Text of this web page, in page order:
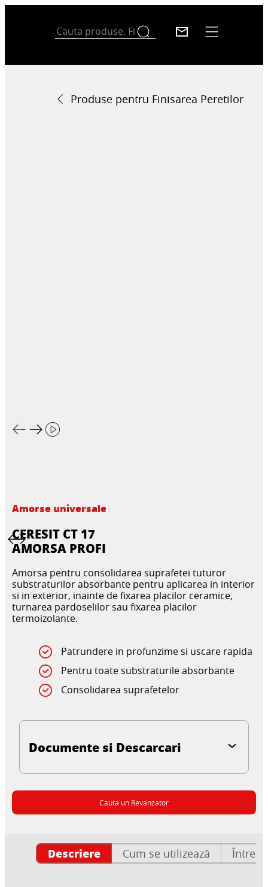
Produse pentru Finisarea Peretilor
Amorse universale
CERESIT CT 17
AMORSA PROFI
Amorsa pentru consolidarea suprafetei tuturor
substraturilor absorbante pentru aplicarea in interior
si in exterior, inainte de fixarea placilor ceramice,
turnarea pardoselilor sau fixarea placilor
termoizolante.
Patrundere in profunzime si uscare rapida
Pentru toate substraturile absorbante
Consolidarea suprafetelor
Documente si Descarcari
Cauta un Revanzator
Descriere Cum se utilizează